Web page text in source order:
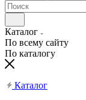
Каталог
По всему сайту
По каталогу
Каталог